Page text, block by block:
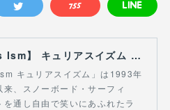
【Curious Ism】 キュリアスイズム l スノーボードショップ サーフショップ 福島県 会津若松市 郡山市 通販
キュリアスイズム」は1993年
来、スノーボード・サーフィ
を通し自由で笑いにあふれたラ